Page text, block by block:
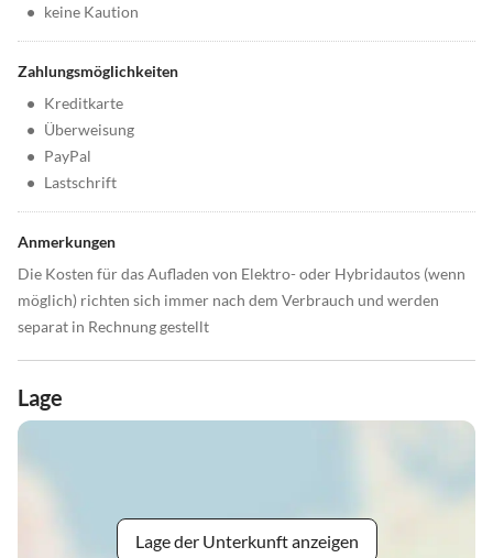
• keine Kaution
Zahlungsmöglichkeiten
• Kreditkarte
• Überweisung
• PayPal
• Lastschrift
Anmerkungen
Die Kosten für das Aufladen von Elektro- oder Hybridautos (wenn
möglich) richten sich immer nach dem Verbrauch und werden
separat in Rechnung gestellt
Lage
Lage der Unterkunft anzeigen